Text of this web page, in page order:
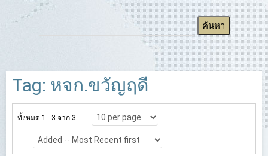
Tag: หจก.ขวัญฤดี
ทั้งหมด 1 - 3 จาก 3